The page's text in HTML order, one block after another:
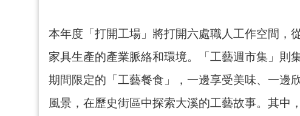
本年度「打開工場」將打開六處職人工作空間，
家具生產的產業脈絡和環境。「工藝週市集」則
期間限定的「工藝餐食」，一邊享受美味、一邊
風景，在歷史街區中探索大溪的工藝故事。其